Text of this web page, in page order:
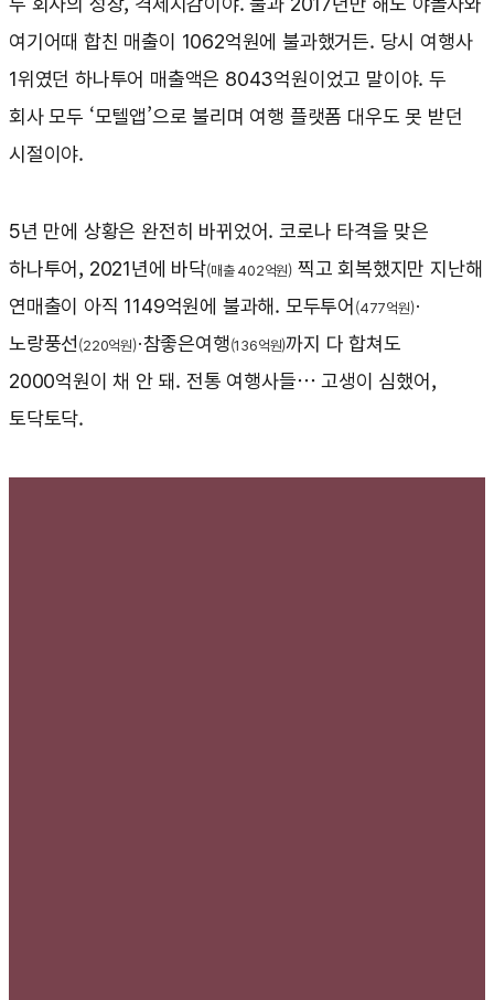
여기어때 합친 매출이 1062억원에 불과했거든. 당시 여행사
1위였던 하나투어 매출액은 8043억원이었고 말이야. 두
회사 모두 ‘모텔앱’으로 불리며 여행 플랫폼 대우도 못 받던
시절이야.
5년 만에 상황은 완전히 바뀌었어. 코로나 타격을 맞은
하나투어, 2021년에 바닥(매출 402억원) 찍고 회복했지만 지난해
연매출이 아직 1149억원에 불과해. 모두투어 (477억원)·
노랑풍선 (220억원)·참좋은여행(136억원)까지 다 합쳐도
2000억원이 채 안 돼. 전통 여행사들… 고생이 심했어,
토닥토닥.